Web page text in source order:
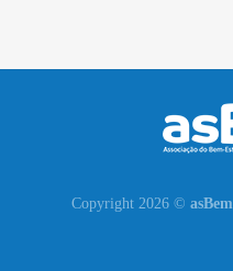
Copyright 2026 © asBem